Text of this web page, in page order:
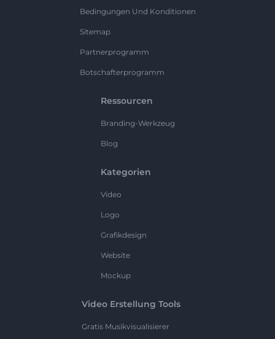
Bedingungen Und Konditionen
Sitemap
Partnerprogramm
Botschafterprogramm
Ressourcen
Branding-Werkzeug
Blog
Kategorien
Video
Logo
Grafikdesign
Website
Mockup
Video Erstellung Tools
Gratis Musikvisualisierer